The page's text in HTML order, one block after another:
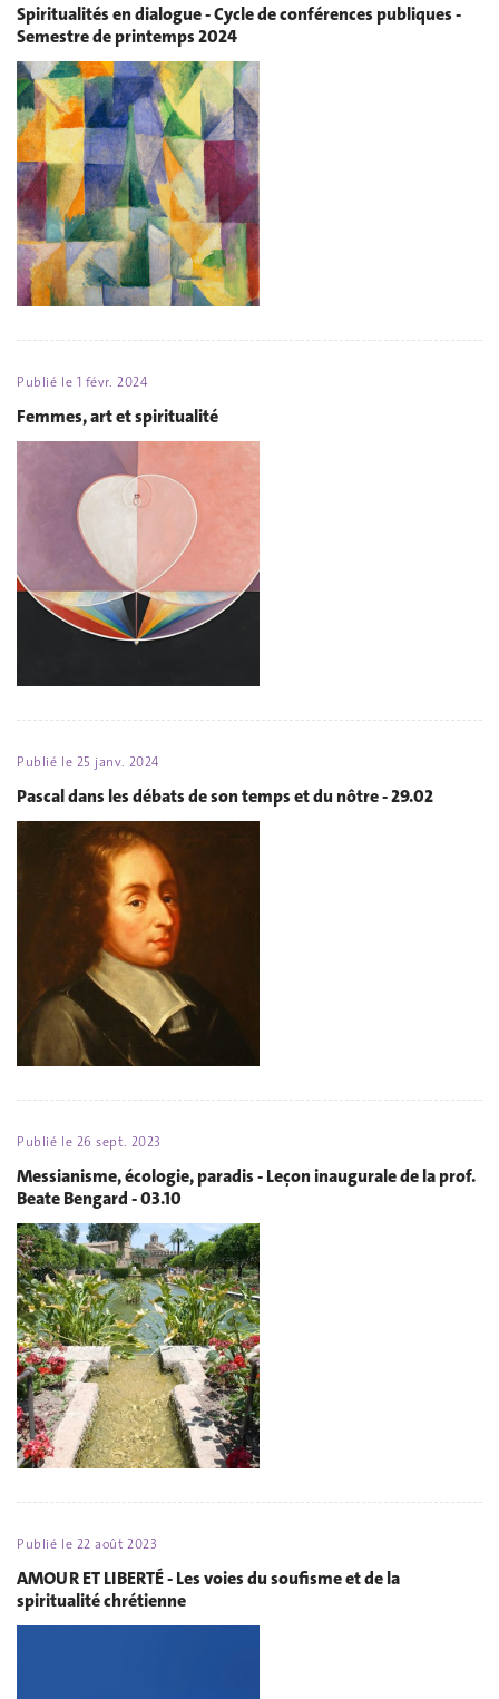
Spiritualités en dialogue - Cycle de conférences publiques -
Semestre de printemps 2024
Publié le 1 févr. 2024
Femmes, art et spiritualité
Publié le 25 janv. 2024
Pascal dans les débats de son temps et du nôtre - 29.02
Publié le 26 sept. 2023
Messianisme, écologie, paradis - Leçon inaugurale de la prof.
Beate Bengard - 03.10
Publié le 22 août 2023
AMOUR ET LIBERTÉ - Les voies du soufisme et de la
spiritualité chrétienne